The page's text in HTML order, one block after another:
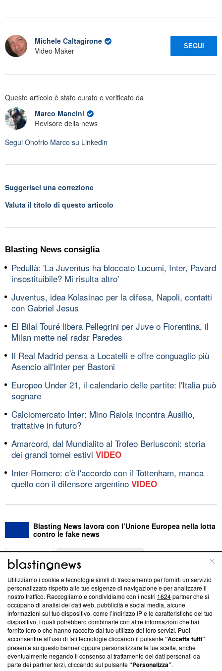
Michele Caltagirone
Video Maker
SEGUI
Questo articolo è stato curato e verificato da
Marco Mancini
Revisore della news
Segui Onofrio Marco su Linkedin
Suggerisci una correzione
Valuta il titolo di questo articolo
Blasting News consiglia
Pedullà: 'La Juventus ha bloccato Lucumi, Inter, Pavard
insostituibile? Mi risulta altro'
Juventus, idea Kolasinac per la difesa, Napoli, contatti
con Gabriel Jesus
El Bilal Touré libera Pellegrini per Juve o Fiorentina, il
Milan mette nel radar Paredes
Il Real Madrid pensa a Locatelli e offre conguaglio più
Asencio all'Inter per Bastoni
Europeo Under 21, il calendario delle partite: l'Italia può
sognare
Calciomercato Inter: Mino Raiola incontra Ausilio,
trattative in futuro?
Amarcord, dal Mundialito al Trofeo Berlusconi: storia
dei grandi tornei estivi VIDEO
Inter-Romero: c'è l'accordo con il Tottenham, manca
quello con il difensore argentino VIDEO
Blasting News lavora con l’Unione Europea nella lotta
contro le fake news
ABOUT
Questa sezione offre informazioni trasparenti su Blasting
News, sui nostri processi editoriali e su come ci impegniamo a
creare news di qualità. Inoltre, afferma la nostra aderenza a
‘Trust Project - News with Integrity’Blasting News non è
ancora membro del programma, ma ha richiesto di farne
parte; Trust Project non ha ancora effettuato una verifica di
conformità agli standard.
Su di noi
Utilizziamo i cookie e tecnologie simili di tracciamento per fornirti un servizio
personalizzato rispetto alle tue esigenze di navigazione e per analizzare il
nostro traffico. Raccogliamo e condividiamo con i nostri 1624partner che si
occupano di analisi dei dati web, pubblicità e social media, alcune
informazioni sul tuo dispositivo, come l’indirizzo IP e le caratteristiche del tuo
dispositivo, i quali potrebbero combinarle con altre informazioni che hai
fornito loro o che hanno raccolto dal tuo utilizzo dei loro servizi. Puoi
acconsentire all’uso di tali tecnologie cliccando il pulsante“Accetta tutti”
presente su questo banner oppure personalizzare le tue scelte, anche
eventualmente negando il consenso al trattamento dei dati personali da
parte dei partner terzi, cliccando sul pulsante“Personalizza”.